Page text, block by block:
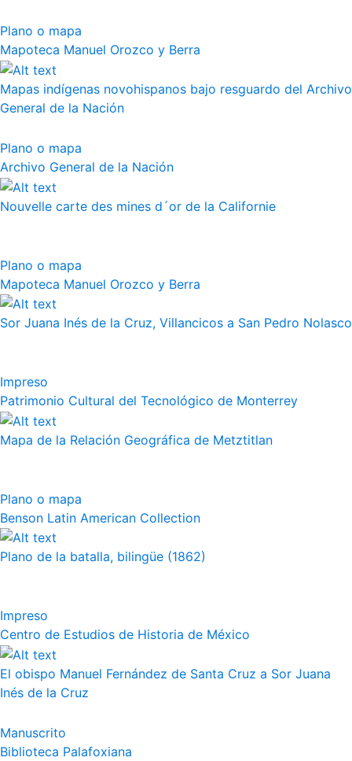
Plano o mapa
Mapoteca Manuel Orozco y Berra
Mapas indígenas novohispanos bajo resguardo del Archivo
General de la Nación
Plano o mapa
Archivo General de la Nación
Nouvelle carte des mines d´or de la Californie
Plano o mapa
Mapoteca Manuel Orozco y Berra
Sor Juana Inés de la Cruz, Villancicos a San Pedro Nolasco
Impreso
Patrimonio Cultural del Tecnológico de Monterrey
Mapa de la Relación Geográfica de Metztitlan
Plano o mapa
Benson Latin American Collection
Plano de la batalla, bilingüe (1862)
Impreso
Centro de Estudios de Historia de México
El obispo Manuel Fernández de Santa Cruz a Sor Juana
Inés de la Cruz
Manuscrito
Biblioteca Palafoxiana